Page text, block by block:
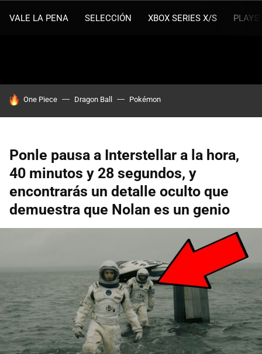
VALE LA PENA SELECCIÓN XBOX SERIES X/S
HOY SE HABLA DE
One Piece Dragon Ball Pokémon
Ponle pausa a Interstellar a la hora,
40 minutos y 28 segundos, y
encontrarás un detalle oculto que
demuestra que Nolan es un genio